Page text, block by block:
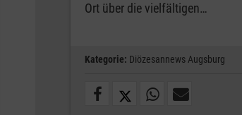
Ort über die vielfältigen…
Kategorie: Diözesannews Augsburg